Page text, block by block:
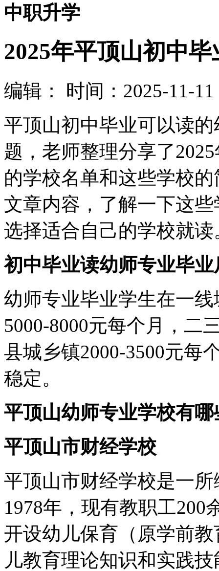
中职升学
2025年平顶山初中
编辑：
时间：2025-11-11
平顶山初中毕业可以读
题，老师整理分享了
的学校名单和这些学校
文章内容，了解一下这
选择适合自己的学校就读
初中毕业读幼师专业毕
幼师专业毕业学生在一
5000-8000元每个月，二
县城乡镇2000-3500元每
稳定。
平顶山幼师专业学校有哪
平顶山市财经学校
平顶山市财经学校是一
1978年，现有教职工200
开设幼儿保育（原学前
儿教育理论知识和实践